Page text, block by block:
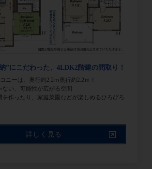
”にこだわった、4LDK2階建の間取り！
ニーは、奥行約2.2ｍ奥行約2.2ｍ！
い、可能性が広がる空間
作ったり、家庭菜園などが楽しめるひろびろ
詳しく見る